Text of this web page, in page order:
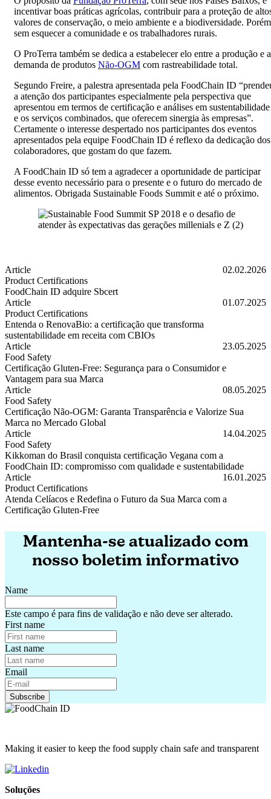
incentivar boas práticas agrícolas, contribuir para a proteção de
valores de conservação, o meio ambiente e a biodiversidade.
sem esquecer a comunidade e os trabalhadores rurais.
O ProTerra também se dedica a estabelecer elo entre a produção e a
demanda de produtos Não-OGM com rastreabilidade total.
Segundo Freire, a palestra apresentada pela FoodChain ID
a atenção dos participantes especialmente pela perspectiva que
apresentou em termos de certificação e análises em sustentabilidade
e os serviços combinados, que oferecem sinergia às empresas”.
Certamente o interesse despertado nos participantes dos eventos
apresentados pela equipe FoodChain ID é reflexo da dedicação dos
colaboradores, que gostam do que fazem.
A FoodChain ID só tem a agradecer a oportunidade de participar
desse evento necessário para o presente e o futuro do mercado de
alimentos. Obrigada Sustainable Foods Summit e até o próximo.
Article
02.02.2026
Product Certifications
FoodChain ID adquire Sbcert
FoodChain ID adquire Sbcert
Article
01.07.2025
Product Certifications
Entenda o RenovaBio: a certificação que transforma
sustentabilidade em receita com CBIOs
Entenda o RenovaBio: a certificação que transforma
Article
23.05.2025
Food Safety
Certificação Gluten-Free: Segurança para o Consumidor e
Vantagem para sua Marca
Certificação Gluten-Free: Segurança para o Consumidor e Vantagem
Article
08.05.2025
Food Safety
Certificação Não-OGM: Garanta Transparência e Valorize Sua
Marca no Mercado Global
Certificação Não-OGM: Garanta Transparência e Valorize Sua
Article
14.04.2025
Food Safety
Kikkoman do Brasil conquista certificação Vegana com a
FoodChain ID: compromisso com qualidade e sustentabilidade
Kikkoman do Brasil conquista certificação Vegana com a
Article
16.01.2025
Product Certifications
Atenda Celíacos e Redefina o Futuro da Sua Marca com a
Certificação Gluten-Free
Mantenha-se atualizado com
nosso boletim informativo
Name
Este campo é para fins de validação e não deve ser alterado.
First name
Last name
Email
Making it easier to keep the food supply chain safe and transparent
Soluções